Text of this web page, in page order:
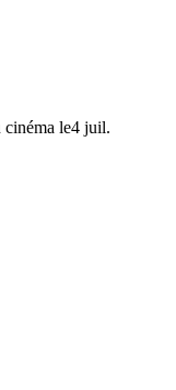
cinéma le4 juil.